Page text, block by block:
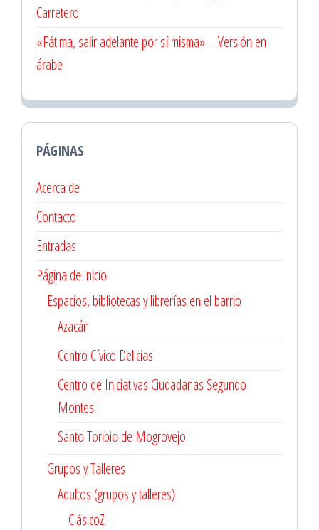
Carretero
«Fátima, salir adelante por sí misma» – Versión en
árabe
PÁGINAS
Acerca de
Contacto
Entradas
Página de inicio
Espacios, bibliotecas y librerías en el barrio
Azacán
Centro Cívico Delicias
Centro de Iniciativas Ciudadanas Segundo
Montes
Santo Toribio de Mogrovejo
Grupos y Talleres
Adultos (grupos y talleres)
ClásicoZ